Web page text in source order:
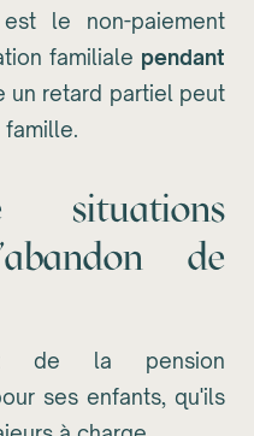
est le non-paiement
familiale pendant
un retard partiel peut
situations
de
de la pension
ses enfants, qu'ils